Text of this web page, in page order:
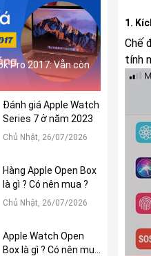
1.
Chế
tính
Pro 2017: Vẫn còn
Đánh giá Apple Watch
Series 7 ở năm 2023
Chủ Nhật, 26/07/2026
Hàng Apple Open Box
là gì ? Có nên mua ?
Chủ Nhật, 26/07/2026
Apple Watch Open
Box là gì ? Có nên mua